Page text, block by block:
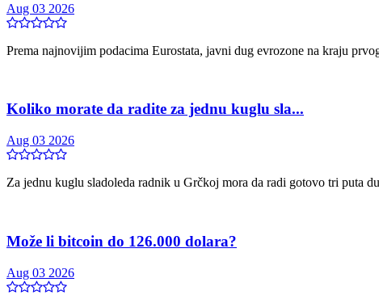
Aug 03 2026
Prema najnovijim podacima Eurostata, javni dug evrozone na kraju
Koliko morate da radite za jednu kuglu sla...
Aug 03 2026
Za jednu kuglu sladoleda radnik u Grčkoj mora da radi gotovo tri puta
Može li bitcoin do 126.000 dolara?
Aug 03 2026